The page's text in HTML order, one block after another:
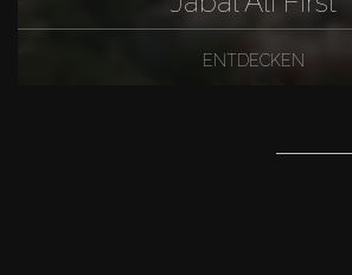
ENTDECKEN